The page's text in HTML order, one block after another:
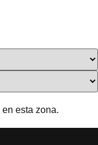
esta zona.